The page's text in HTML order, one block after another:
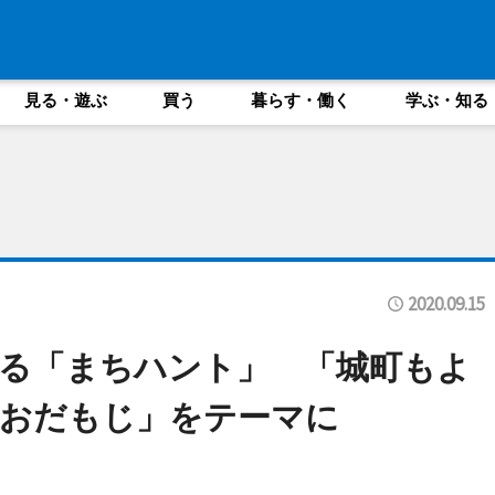
見る・遊ぶ 買う 暮らす・働く 学ぶ・知る
2020.09.15
「まちハント」 「城町もよ
だもじ」をテーマに